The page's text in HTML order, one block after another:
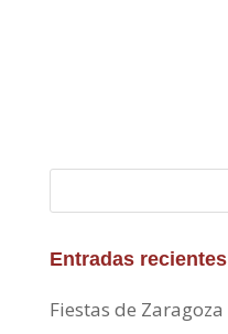
Entradas recientes
Fiestas de Zaragoza